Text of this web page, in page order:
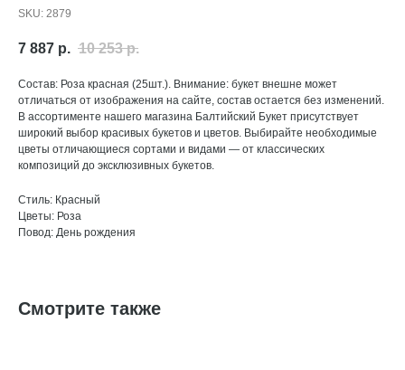
SKU: 2879
7 887 р. 10 253 р.
Состав: Роза красная (25шт.). Внимание: букет внешне может
отличаться от изображения на сайте, состав остается без изменений.
В ассортименте нашего магазина Балтийский Букет присутствует
широкий выбор красивых букетов и цветов. Выбирайте необходимые
цветы отличающиеся сортами и видами — от классических
композиций до эксклюзивных букетов.
Стиль: Красный
Цветы: Роза
Повод: День рождения
Смотрите также